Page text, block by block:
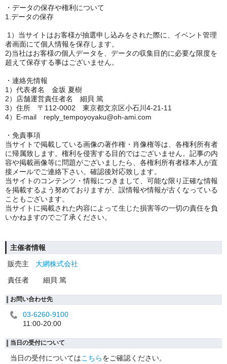
・データの保存や権利について
1.データの保存
1）当サイトはお客様が抽選申し込みをされた際に、イベント管理
者画面にて個人情報を保存します。
2)当社はお客様の個人データを、データの収集目的に必要な限度を
超えて保存する事はございません。
・連絡先情報
1）代表者名 金坂 夏樹
2）店舗運営責任者名 細貝 篤
3）住所 〒112-0002 東京都文京区小石川4-21-11
4）E-mail reply_tempoyoyaku@oh-ami.com
・免責事項
当サイトで掲載している画像の著作権・肖像権等は、各権利所有者
に帰属致します。権利を侵害する目的ではございません。記事の内
容や掲載画像等に問題がございましたら、各権利所有者様本人が直
接メールでご連絡下さい。確認後対応致します。
当サイトのコンテンツ・情報につきまして、可能な限り正確な情報
を掲載するよう努めておりますが、誤情報や情報が古くなっている
こともございます。
当サイトに掲載された内容によって生じた損害等の一切の責任を負
いかねますのでご了承ください。
主催者情報
販売主
大網株式会社
責任者
細貝 篤
お問い合わせ先
03-6260-9100
11:00-20:00
当日の受付について
当日の受付についてはこちらをご確認ください。